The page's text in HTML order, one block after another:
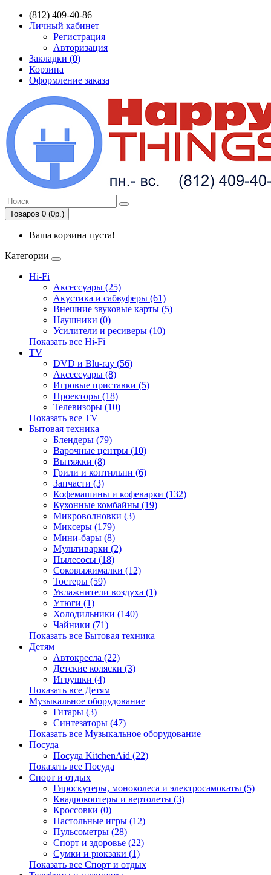
(812) 409-40-86
Личный кабинет
Регистрация
Авторизация
Закладки (0)
Корзина
Оформление заказа
Товаров 0 (0р.)
Ваша корзина пуста!
Категории
Hi-Fi
Аксессуары (25)
Акустика и сабвуферы (61)
Внешние звуковые карты (5)
Наушники (0)
Усилители и ресиверы (10)
Показать все Hi-Fi
TV
DVD и Blu-ray (56)
Аксессуары (8)
Игровые приставки (5)
Проекторы (18)
Телевизоры (10)
Показать все TV
Бытовая техника
Блендеры (79)
Варочные центры (10)
Вытяжки (8)
Грили и коптильни (6)
Запчасти (3)
Кофемашины и кофеварки (132)
Кухонные комбайны (19)
Микроволновки (3)
Миксеры (179)
Мини-бары (8)
Мультиварки (2)
Пылесосы (18)
Соковыжималки (12)
Тостеры (59)
Увлажнители воздуха (1)
Утюги (1)
Холодильники (140)
Чайники (71)
Показать все Бытовая техника
Детям
Автокресла (22)
Детские коляски (3)
Игрушки (4)
Показать все Детям
Музыкальное оборудование
Гитары (3)
Синтезаторы (47)
Показать все Музыкальное оборудование
Посуда
Посуда KitchenAid (22)
Показать все Посуда
Спорт и отдых
Гироскутеры, моноколеса и электросамокаты (5)
Квадрокоптеры и вертолеты (3)
Кроссовки (0)
Настольные игры (12)
Пульсометры (28)
Спорт и здоровье (22)
Сумки и рюкзаки (1)
Показать все Спорт и отдых